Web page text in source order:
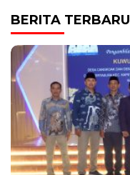
BERITA TERBARU